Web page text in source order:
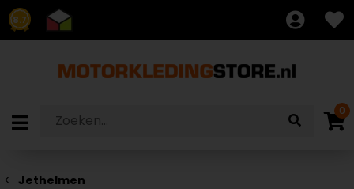
8.7
0
Jethelmen